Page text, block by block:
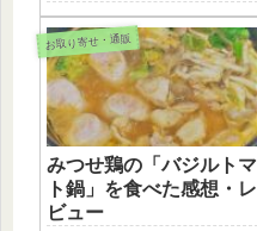
お取り寄せ・通販
みつせ鶏の「バジルトマ
ト鍋」を食べた感想・レ
ビュー